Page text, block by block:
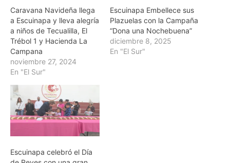
Caravana Navideña llega
a Escuinapa y lleva alegría
a niños de Tecualilla, El
Trébol 1 y Hacienda La
Campana
noviembre 27, 2024
En "El Sur"
Escuinapa Embellece sus
Plazuelas con la Campaña
“Dona una Nochebuena”
diciembre 8, 2025
En "El Sur"
Escuinapa celebró el Día